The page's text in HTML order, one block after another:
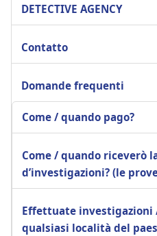
DETECTIVE AGENCY
Contatto
Domande frequenti
Come / quando pago?
Come / quando riceverò
d’investigazioni? (le
Effettuate investigazioni
qualsiasi località del